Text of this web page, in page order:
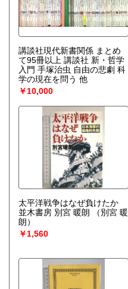
講談社現代新書関係 まとめ
て95冊以上 講談社 新・哲学
入門 手塚治虫 自由の悲劇 科
学の現在を問う 他
￥10,000
太平洋戦争はなぜ負けたか
並木書房 別宮 暖朗
（別宮 暖
朗）
￥1,560